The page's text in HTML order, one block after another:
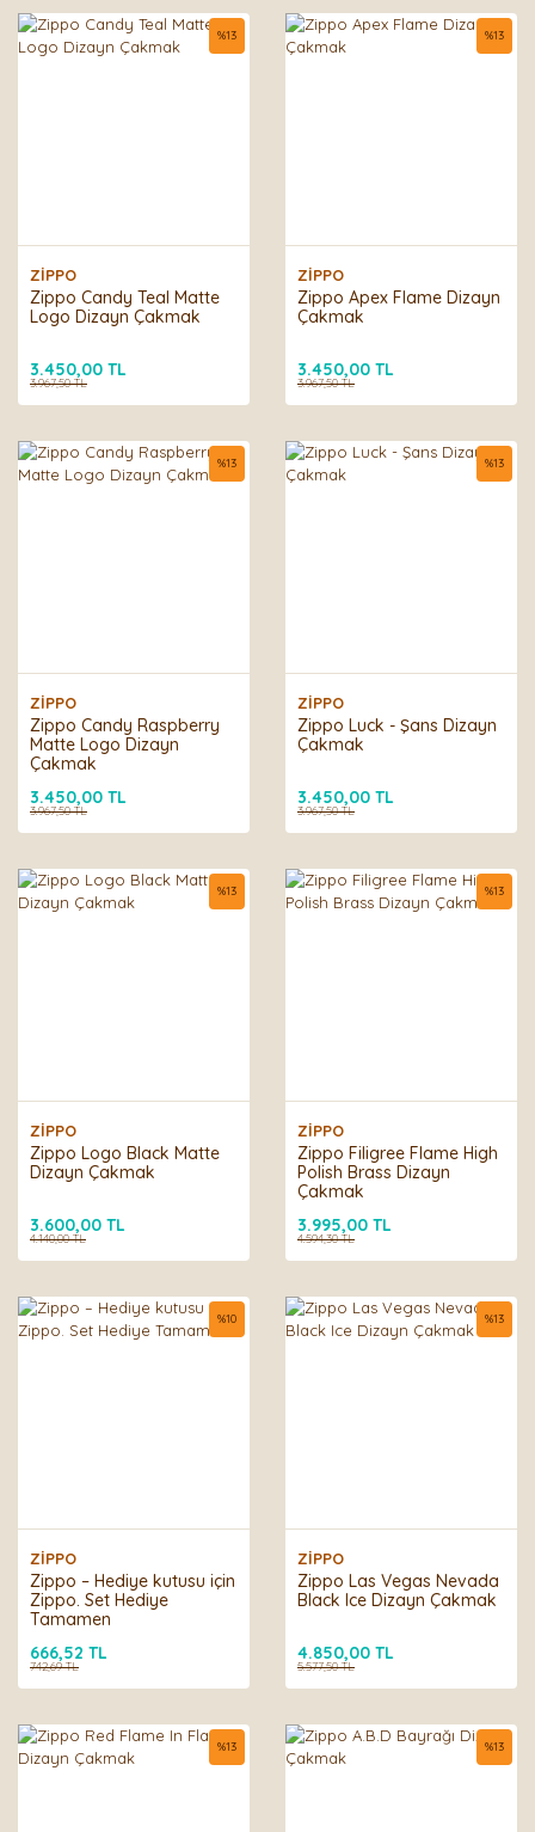
ZİPPO
Zippo Candy Teal Matte
Logo Dizayn Çakmak
%13
3.450,00 TL
3.967,50 TL
ZİPPO
Zippo Apex Flame Dizayn
Çakmak
%13
3.450,00 TL
3.967,50 TL
ZİPPO
Zippo Candy Raspberry
Matte Logo Dizayn
Çakmak
%13
3.450,00 TL
3.967,50 TL
ZİPPO
Zippo Luck - Şans Dizayn
Çakmak
%13
3.450,00 TL
3.967,50 TL
ZİPPO
Zippo Logo Black Matte
Dizayn Çakmak
%13
3.600,00 TL
4.140,00 TL
ZİPPO
Zippo Filigree Flame High
Polish Brass Dizayn
Çakmak
%13
3.995,00 TL
4.594,30 TL
ZİPPO
Zippo – Hediye kutusu için
Zippo. Set Hediye
Tamamen
%10
666,52 TL
742,69 TL
ZİPPO
Zippo Las Vegas Nevada
Black Ice Dizayn Çakmak
%13
4.850,00 TL
5.577,50 TL
%13 %13